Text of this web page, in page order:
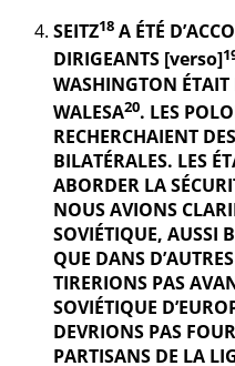
SEITZ18 A ÉTÉ
DIRIGEANTS [verso]
WASHINGTON ÉTAIT
WALESA20. LES
RECHERCHAIENT
BILATÉRALES. LES
ABORDER LA
NOUS AVIONS
SOVIÉTIQUE, AUSSI
QUE DANS
TIRERIONS PAS
SOVIÉTIQUE
DEVRIONS PAS
PARTISANS DE LA